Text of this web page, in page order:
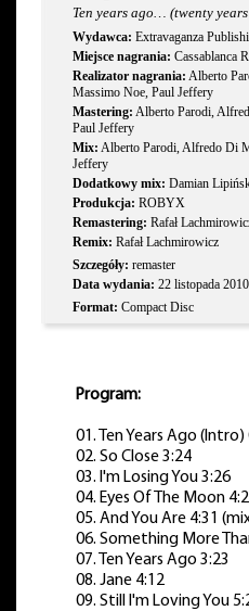
Ten years ago… (twenty
Wydawca: Extravaganza
Miejsce nagrania: Cassablanca
Realizator nagrania: Alberto
Massimo Noe, Paul Jeffery
Mastering: Alberto Parodi,
Paul Jeffery
Mix: Alberto Parodi, Alfredo Di
Jeffery
Dodatkowy mix: Damian
Produkcja: ROBYX
Remastering: Rafał
Remix: Rafał Lachmirowicz
Szczegóły: remaster
Data wydania: 22 listopada 2010
Format: Compact Disc
Tekst:Wojciech Pacuła
Program:
01. Ten Years Ago (Intro)
02. So Close 3:24
03. I'm Losing You 3:26
04. Eyes Of The Moon
05. And You Are 4:31
06. Something More
07. Ten Years Ago 3:23
08. Jane 4:12
09. Still I'm Loving You